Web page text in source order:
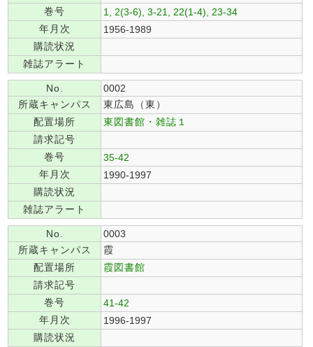
巻号
1, 2(3-6), 3-21, 22(1-4), 23-34
年月次
1956-1989
購読状況
雑誌アラート
No.
0002
所蔵キャンパス
東広島（東）
配置場所
東図書館・雑誌１
請求記号
巻号
35-42
年月次
1990-1997
購読状況
雑誌アラート
No.
0003
所蔵キャンパス
霞
配置場所
霞図書館
請求記号
巻号
41-42
年月次
1996-1997
購読状況